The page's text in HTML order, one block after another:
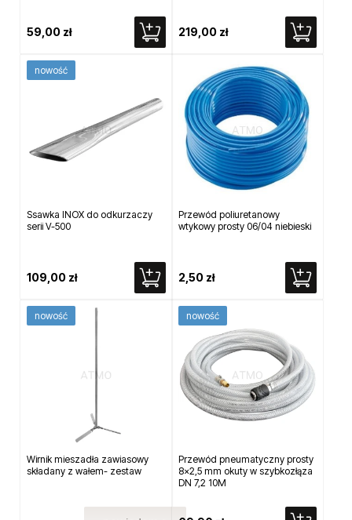
59,00 zł 219,00 zł
Ssawka INOX do odkurzaczy
serii V-500
109,00 zł
nowość
Przewód poliuretanowy
wtykowy prosty 06/04 niebieski
2,50 zł
Wirnik mieszadła zawiasowy
składany z wałem- zestaw
nowość
Przewód pneumatyczny prosty
8x2,5 mm okuty w szybkozłąza
DN 7,2 10M
nowość